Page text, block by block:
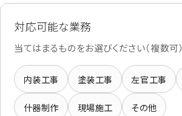
対応可能な業務
当てはまるものをお選びください（複数可）
内装工事 塗装工事 左官工事
什器制作 現場施工 その他